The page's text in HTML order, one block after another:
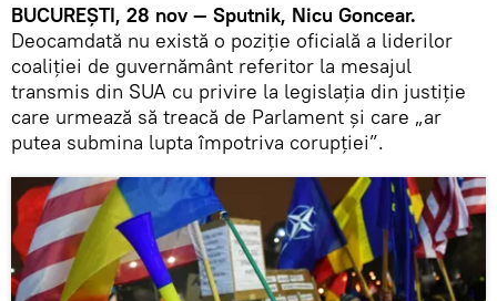
BUCUREȘTI, 28 nov — Sputnik, Nicu Goncear.
Deocamdată nu există o poziție oficială a liderilor
coaliției de guvernământ referitor la mesajul
transmis din SUA cu privire la legislația din justiție
care urmează să treacă de Parlament și care „ar
putea submina lupta împotriva corupției”.